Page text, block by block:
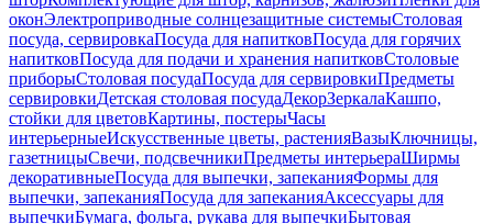
оконЭлектроприводные солнцезащитные системыСтоловая
посуда, сервировкаПосуда для напитковПосуда для горячих
напитковПосуда для подачи и хранения напитковСтоловые
приборыСтоловая посудаПосуда для сервировкиПредметы
сервировкиДетская столовая посудаДекорЗеркалаКашпо,
стойки для цветовКартины, постерыЧасы
интерьерныеИскусственные цветы, растенияВазыКлючницы,
газетницыСвечи, подсвечникиПредметы интерьераШирмы
декоративныеПосуда для выпечки, запеканияФормы для
выпечки, запеканияПосуда для запеканияАксессуары для
выпечкиБумага, фольга, рукава для выпечкиБытовая